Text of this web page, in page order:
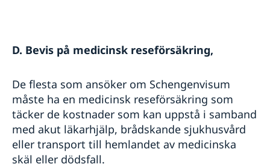
D. Bevis på medicinsk reseförsäkring,
De flesta som ansöker om Schengenvisum
måste ha en medicinsk reseförsäkring som
täcker de kostnader som kan uppstå i samband
med akut läkarhjälp, brådskande sjukhusvård
eller transport till hemlandet av medicinska
skäl eller dödsfall.